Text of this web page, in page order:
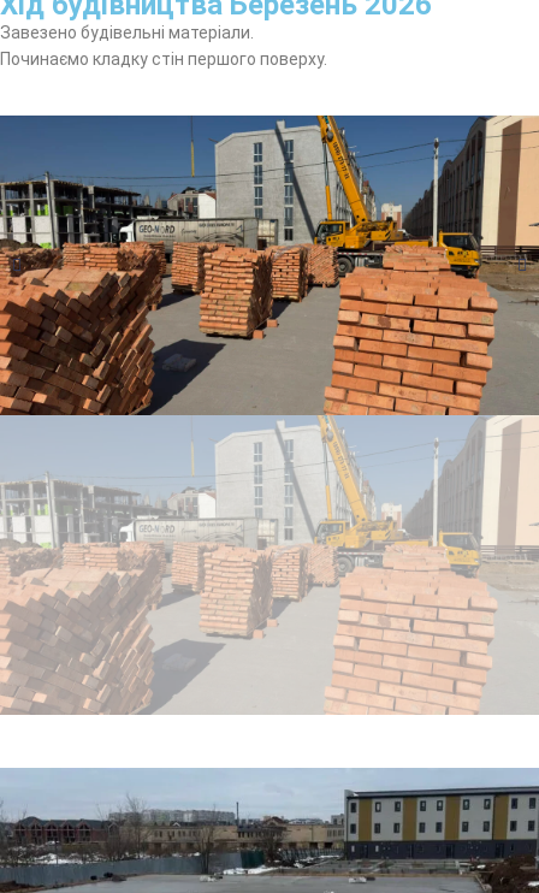
Завезено будівельні матеріали.
Починаємо кладку стін першого поверху.